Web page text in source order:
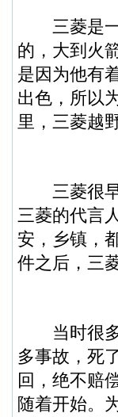
三菱是一
的，大到火
是因为他有
出色，所以
里，三菱越
三菱很早
三菱的代言
安，乡镇，
件之后，三
当时很多
多事故，死
回，绝不赔
随着开始。